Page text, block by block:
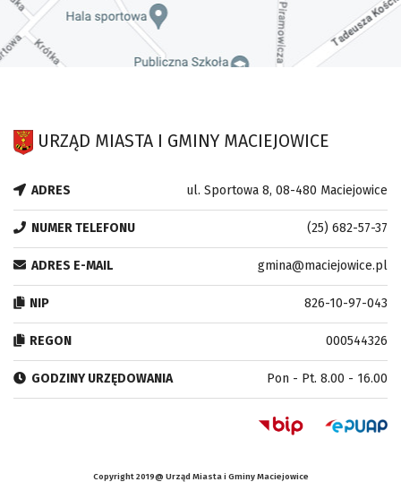
URZĄD MIASTA I GMINY MACIEJOWICE
ADRES ul. Sportowa 8, 08-480 Maciejowice
NUMER TELEFONU (25) 682-57-37
ADRES E-MAIL gmina@maciejowice.pl
NIP 826-10-97-043
REGON 000544326
GODZINY URZĘDOWANIA Pon - Pt. 8.00 - 16.00
Copyright 2019@ Urząd Miasta i Gminy Maciejowice